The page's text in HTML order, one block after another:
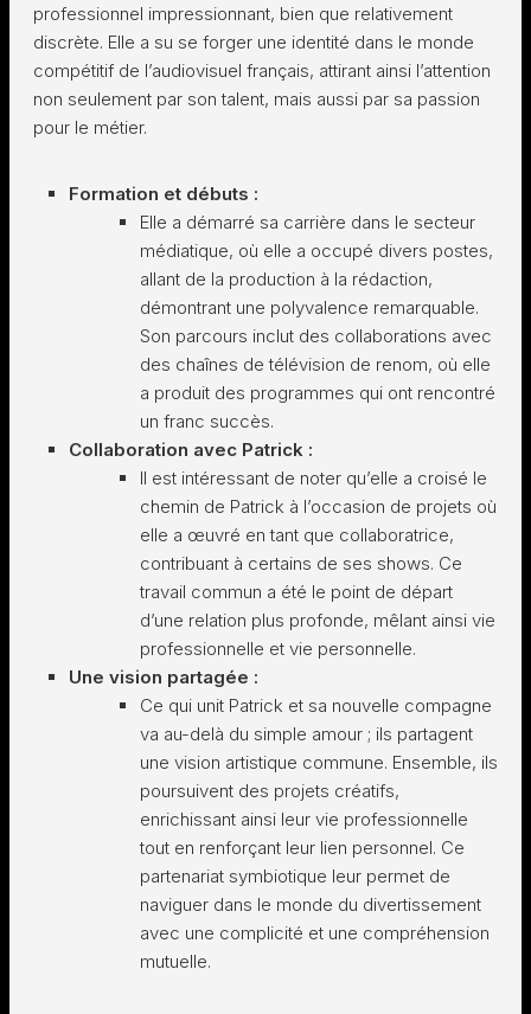
professionnel impressionnant, bien que relativement
discrète. Elle a su se forger une identité dans le monde
compétitif de l’audiovisuel français, attirant ainsi l’attention
non seulement par son talent, mais aussi par sa passion
pour le métier.
Formation et débuts :
Elle a démarré sa carrière dans le secteur
médiatique, où elle a occupé divers postes,
allant de la production à la rédaction,
démontrant une polyvalence remarquable.
Son parcours inclut des collaborations avec
des chaînes de télévision de renom, où elle
a produit des programmes qui ont rencontré
un franc succès.
Collaboration avec Patrick :
Il est intéressant de noter qu’elle a croisé le
chemin de Patrick à l’occasion de projets où
elle a œuvré en tant que collaboratrice,
contribuant à certains de ses shows. Ce
travail commun a été le point de départ
d’une relation plus profonde, mêlant ainsi vie
professionnelle et vie personnelle.
Une vision partagée :
Ce qui unit Patrick et sa nouvelle compagne
va au-delà du simple amour ; ils partagent
une vision artistique commune. Ensemble, ils
poursuivent des projets créatifs,
enrichissant ainsi leur vie professionnelle
tout en renforçant leur lien personnel. Ce
partenariat symbiotique leur permet de
naviguer dans le monde du divertissement
avec une complicité et une compréhension
mutuelle.